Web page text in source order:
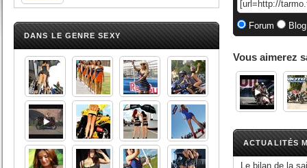
DANS LE GENRE SEXY
Forum
Vous aimerez
ACTUALITÉS
Le bilan de la